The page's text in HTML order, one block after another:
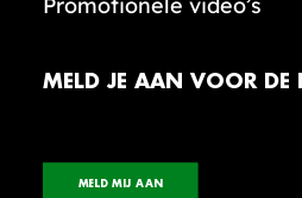
MELD JE AAN VOOR DE
MELD MIJ AAN